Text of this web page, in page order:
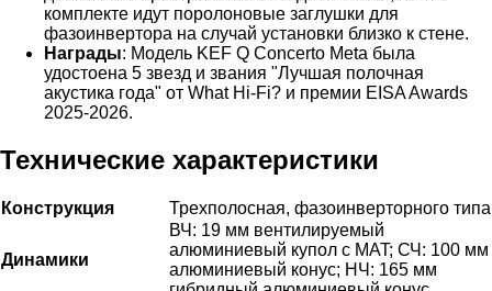
комплекте идут поролоновые заглушки для
фазоинвертора на случай установки близко к стене.
Награды: Модель KEF Q Concerto Meta была
удостоена 5 звезд и звания "Лучшая полочная
акустика года" от What Hi-Fi? и премии EISA Awards
2025-2026.
Технические характеристики
Конструкция Трехполосная, фазоинверторного типа
Динамики
ВЧ: 19 мм вентилируемый
алюминиевый купол с MAT; СЧ: 100 мм
алюминиевый конус; НЧ: 165 мм